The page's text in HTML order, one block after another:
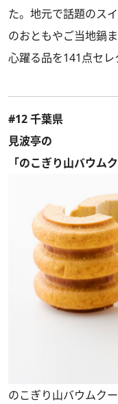
た。地元で話題のス
のおともやご当地鍋
心躍る品を141点セレ
#12 千葉県
見波亭の
「のこぎり山バウム
のこぎり山バウムク